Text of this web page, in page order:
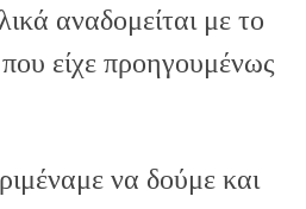
αναδομείται με το
είχε προηγουμένως
να δούμε και